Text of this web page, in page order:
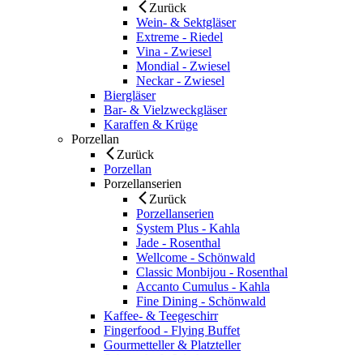
Zurück
Wein- & Sektgläser
Extreme - Riedel
Vina - Zwiesel
Mondial - Zwiesel
Neckar - Zwiesel
Biergläser
Bar- & Vielzweckgläser
Karaffen & Krüge
Porzellan
Zurück
Porzellan
Porzellanserien
Zurück
Porzellanserien
System Plus - Kahla
Jade - Rosenthal
Wellcome - Schönwald
Classic Monbijou - Rosenthal
Accanto Cumulus - Kahla
Fine Dining - Schönwald
Kaffee- & Teegeschirr
Fingerfood - Flying Buffet
Gourmetteller & Platzteller